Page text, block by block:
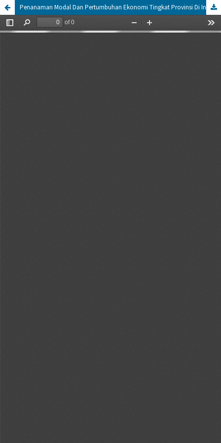
Penanaman Modal Dan Pertumbuhan Ekonomi Tingkat Provinsi Di Indonesia